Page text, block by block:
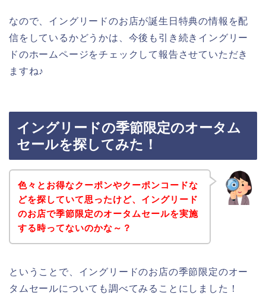
なので、イングリードのお店が誕生日特典の情報を配
信をしているかどうかは、今後も引き続きイングリー
ドのホームページをチェックして報告させていただき
ますね♪
イングリードの季節限定のオータム
セールを探してみた！
色々とお得なクーポンやクーポンコードな
どを探していて思ったけど、イングリード
のお店で季節限定のオータムセールを実施
する時ってないのかな～？
ということで、イングリードのお店の季節限定のオー
タムセールについても調べてみることにしました！